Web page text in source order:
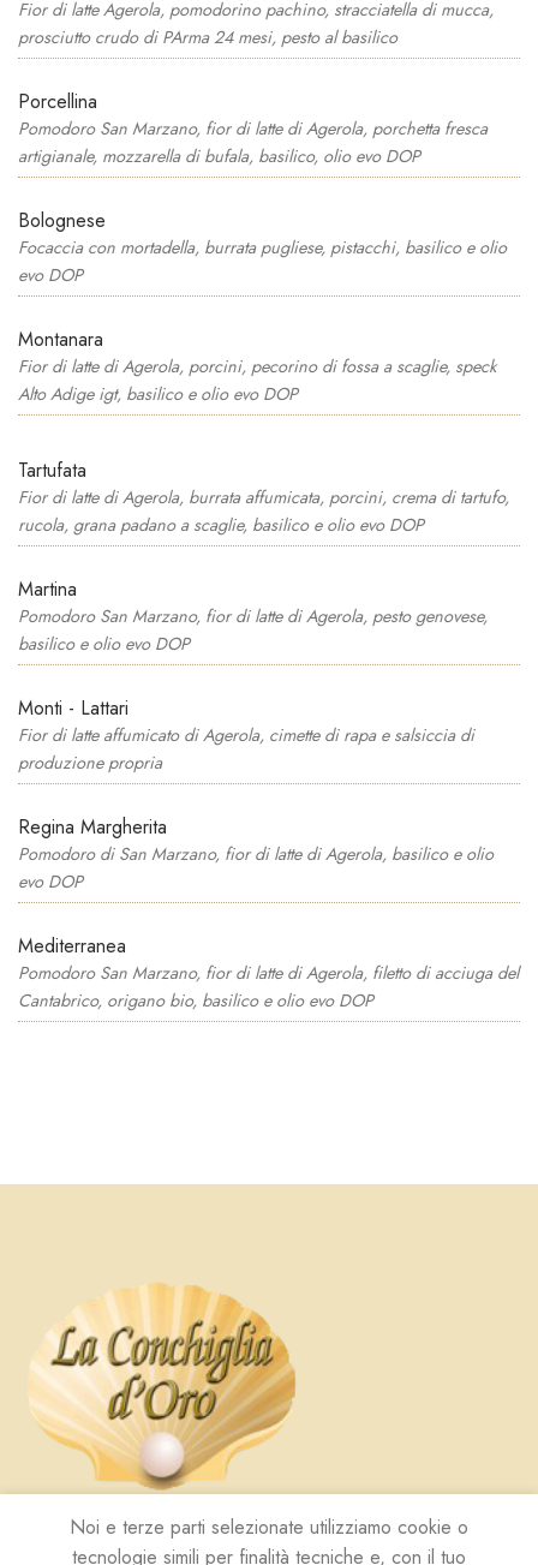
Fior di latte Agerola, pomodorino pachino, stracciatella di mucca,
prosciutto crudo di PArma 24 mesi, pesto al basilico
Porcellina
Pomodoro San Marzano, fior di latte di Agerola, porchetta fresca
artigianale, mozzarella di bufala, basilico, olio evo DOP
Bolognese
Focaccia con mortadella, burrata pugliese, pistacchi, basilico e olio
evo DOP
Montanara
Fior di latte di Agerola, porcini, pecorino di fossa a scaglie, speck
Alto Adige igt, basilico e olio evo DOP
Tartufata
Fior di latte di Agerola, burrata affumicata, porcini, crema di tartufo,
rucola, grana padano a scaglie, basilico e olio evo DOP
Martina
Pomodoro San Marzano, fior di latte di Agerola, pesto genovese,
basilico e olio evo DOP
Monti - Lattari
Fior di latte affumicato di Agerola, cimette di rapa e salsiccia di
produzione propria
Regina Margherita
Pomodoro di San Marzano, fior di latte di Agerola, basilico e olio
evo DOP
Mediterranea
Pomodoro San Marzano, fior di latte di Agerola, filetto di acciuga del
Cantabrico, origano bio, basilico e olio evo DOP
Noi e terze parti selezionate utilizziamo cookie o
tecnologie simili per finalità tecniche e, con il tuo